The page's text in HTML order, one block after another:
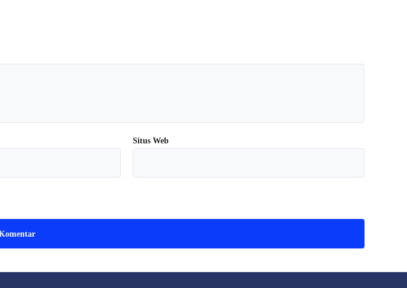
Situs Web